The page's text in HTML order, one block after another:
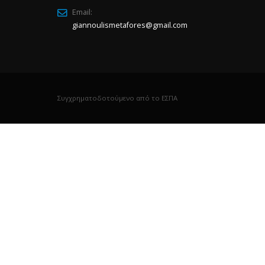
Email:
giannoulismetafores@gmail.com
Συγχρηματοδοτούμενο από το ΕΣΠΑ